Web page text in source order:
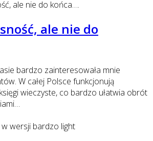
ale nie do
bardzo zainteresowała mnie
W całej Polsce funkcjonują
wieczyste, co bardzo ułatwia obrót
…